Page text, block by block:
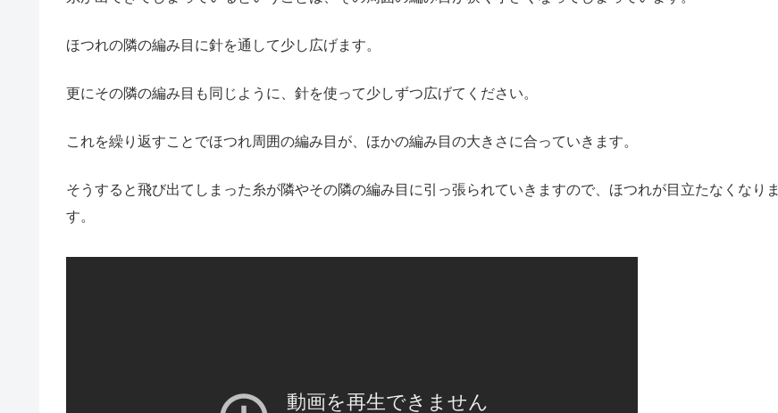
ほつれの隣の編み目に針を通して少し広げます。
更にその隣の編み目も同じように、針を使って少しずつ広げてください。
これを繰り返すことでほつれ周囲の編み目が、ほかの編み目の大きさに合っていきます。
そうすると飛び出てしまった糸が隣やその隣の編み目に引っ張られていきますので、ほつれが目立たなくなりま
す。